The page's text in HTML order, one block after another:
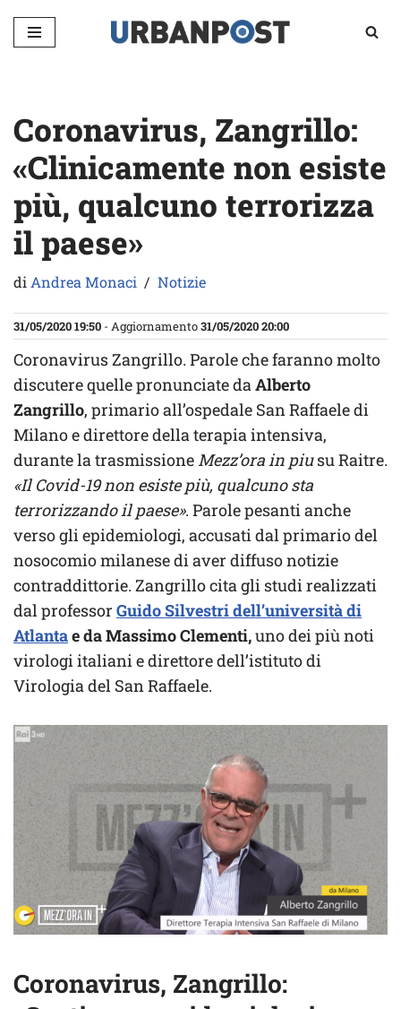
Vai
Coronavirus, Zangrillo:
«Clinicamente non esiste
più, qualcuno terrorizza
il paese»
diAndrea Monaci Notizie
31/05/2020 19:50 - Aggiornamento31/05/2020 20:00
Coronavirus Zangrillo. Parole che faranno molto
discutere quelle pronunciate daAlberto
Zangrillo, primario all’ospedale San Raffaele di
Milano e direttore della terapia intensiva,
durante la trasmissione Mezz’ora in piusu Raitre.
«Il Covid-19 non esiste più, qualcuno sta
terrorizzando il paese». Parole pesanti anche
verso gli epidemiologi, accusati dal primario del
nosocomio milanese di aver diffuso notizie
contraddittorie. Zangrillo cita gli studi realizzati
dal professor Guido Silvestri dell’università di
Atlantae da Massimo Clementi,uno dei più noti
virologi italiani e direttore dell’istituto di
Virologia del San Raffaele.
Coronavirus, Zangrillo: